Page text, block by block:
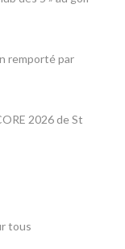
remporté par
2026 de St
tous